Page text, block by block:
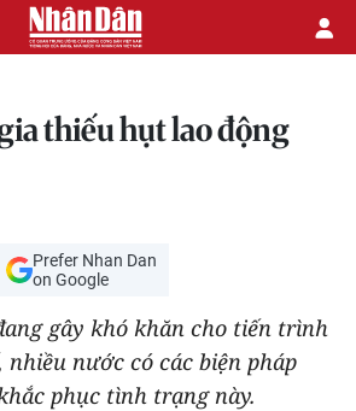
thiếu hụt lao động
Prefer Nhan Dan
on Google
gây khó khăn cho tiến trình
nước có các biện pháp
phục tình trạng này.